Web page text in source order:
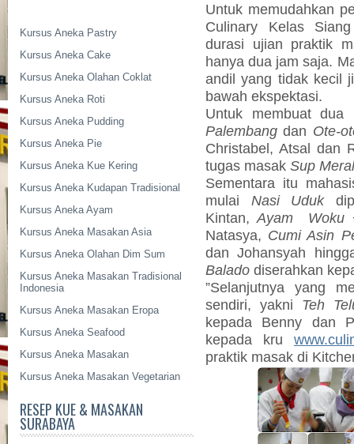
Kursus Aneka Pastry
Kursus Aneka Cake
Kursus Aneka Olahan Coklat
Kursus Aneka Roti
Kursus Aneka Pudding
Kursus Aneka Pie
Kursus Aneka Kue Kering
Kursus Aneka Kudapan Tradisional
Kursus Aneka Ayam
Kursus Aneka Masakan Asia
Kursus Aneka Olahan Dim Sum
Kursus Aneka Masakan Tradisional
Indonesia
Kursus Aneka Masakan Eropa
Kursus Aneka Seafood
Kursus Aneka Masakan
Kursus Aneka Masakan Vegetarian
RESEP KUE & MASAKAN
SURABAYA
Untuk memudahkan
Culinary Kelas
durasi ujian praktik
hanya dua jam saja.
andil yang tidak kecil
bawah ekspektasi.
Untuk membuat
Palembang dan Ote-
Christabel, Atsal dan
tugas masak Sup
Sementara itu
mulai Nasi Uduk
Kintan,Ayam Woku
Natasya, Cumi Asin
dan Johansyah
Balado diserahkan
”Selanjutnya yang
sendiri, yakni Teh
kepada Benny dan
kepada kru
praktik masak di